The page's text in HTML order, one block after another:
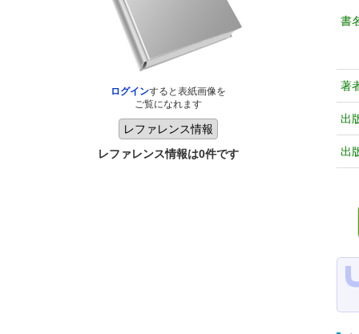
ログインすると表紙画像を
ご覧になれます
レファレンス情報は0件です
書
著
出
出